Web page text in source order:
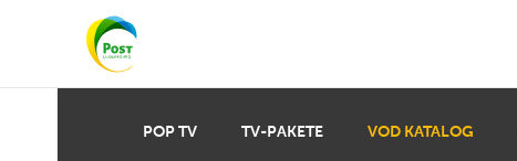
POP TV TV-PAKETE VOD KATALOG